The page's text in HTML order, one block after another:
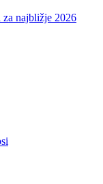
najbližje 2026